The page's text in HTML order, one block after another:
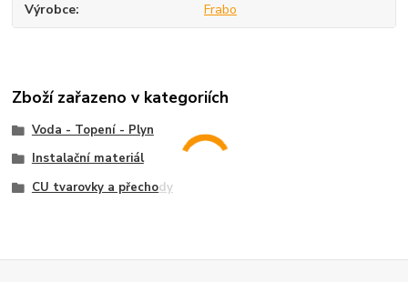
Výrobce Frabo
Zboží zařazeno v kategoriích
Voda - Topení - Plyn
Instalační materiál
CU tvarovky a přechody